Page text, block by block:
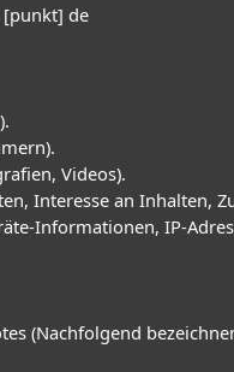
[punkt] de
Videos).
Interesse an Inhalten,
Informationen, IP-
(Nachfolgend